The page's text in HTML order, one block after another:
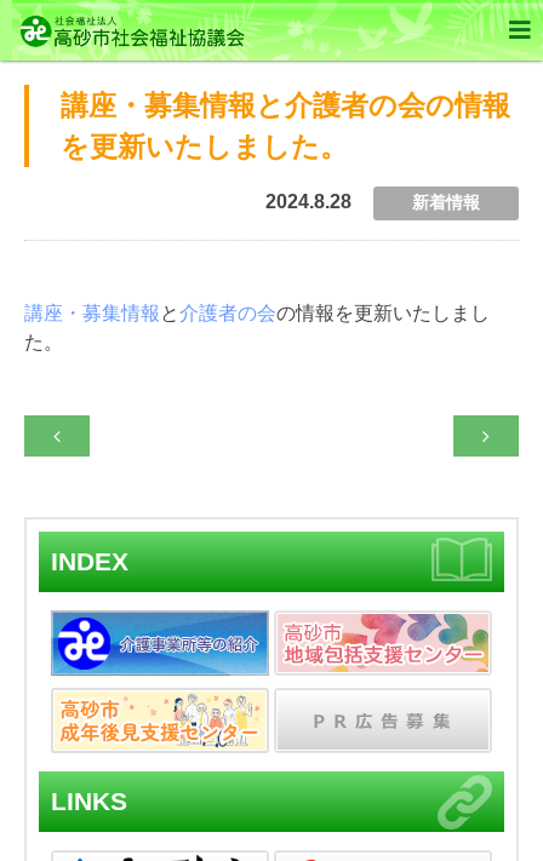

INDEX
LINKS
講座・募集情報と介護者の会の情報
を更新いたしました。
2024.8.28 新着情報
講座・募集情報 と介護者の会の情報を更新いたしまし
た。
 